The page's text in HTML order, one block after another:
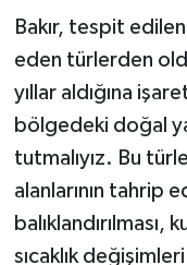
Bakır, tespit
eden türlerden
yıllar aldığına
bölgedeki doğal
tutmalıyız. Bu
alanlarının tahrip
sıcaklık